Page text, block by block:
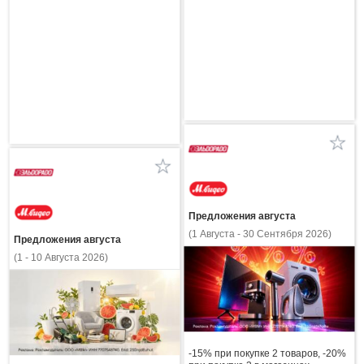
Предложения августа
(1 Августа - 30 Сентября 2026)
-15% при покупке 2 товаров, -20%
Предложения августа
(1 - 10 Августа 2026)